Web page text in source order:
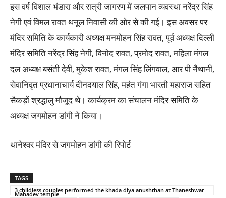
इस वर्ष विशाल भंडारा और रात्री जागरण में जलपान व्यवस्था नरेंद्र सिंह
नेगी एवं विमल रावत थनूल निवासी की ओर से की गई। इस अवसर पर
मंदिर समिति के कार्यकारी अध्यक्ष मनमोहन सिंह रावत, पूर्व अध्यक्ष दिल्ली
मंदिर समिति नरेंद्र सिंह नेगी, विनोद रावत, प्रमोद रावत, महिला मंगल
दल अध्यक्ष बसंती देवी, मुकेश रावत, मंगल सिंह लिंगवाल, आर पी नैथानी,
सेवानिवृत प्रधानाचार्य दीनदयाल सिंह, महंत गंगा भारती महाराज सहित
सैकड़ों श्रद्धालु मौजूद थे। कार्यक्रम का संचालन मंदिर समिति के
अध्यक्ष जगमोहन डांगी ने किया।
थानेश्वर मंदिर से जगमोहन डांगी की रिपोर्ट
TAGS
3 childless couples performed the khada diya anushthan at Thaneshwar
Mahadev temple